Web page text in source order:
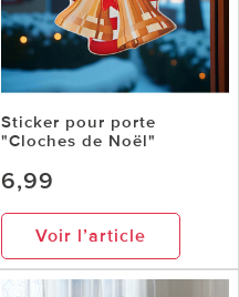
Sticker pour porte
"Cloches de Noël"
6,99
Voir l’article